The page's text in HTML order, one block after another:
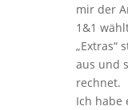
mir der
1&1
„Extras“
aus und
rechnet.
Ich habe